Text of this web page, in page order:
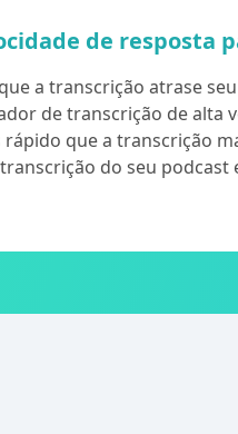
de resposta
a transcrição atrase
de transcrição de alta
rápido que a transcrição
do seu podcast